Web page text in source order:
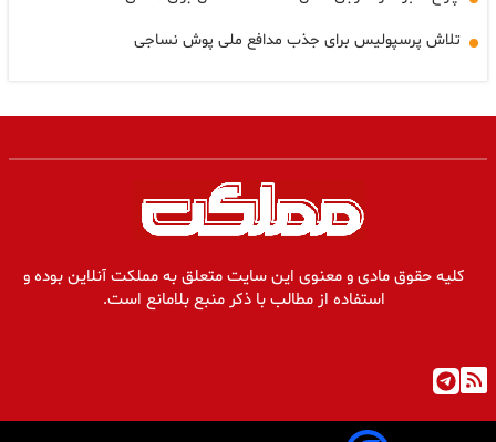
تلاش پرسپولیس برای جذب مدافع ملی پوش نساجی
کلیه حقوق مادی و معنوی این سایت متعلق به مملکت آنلاین بوده و
استفاده از مطالب با ذکر منبع بلامانع است.